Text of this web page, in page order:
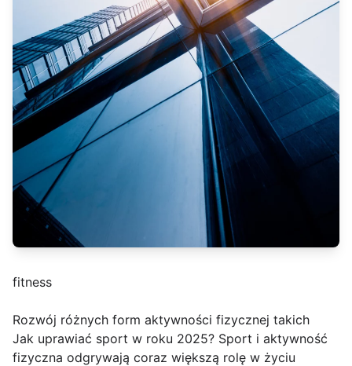
fitness
Rozwój różnych form aktywności fizycznej takich
Jak uprawiać sport w roku 2025? Sport i aktywność
fizyczna odgrywają coraz większą rolę w życiu